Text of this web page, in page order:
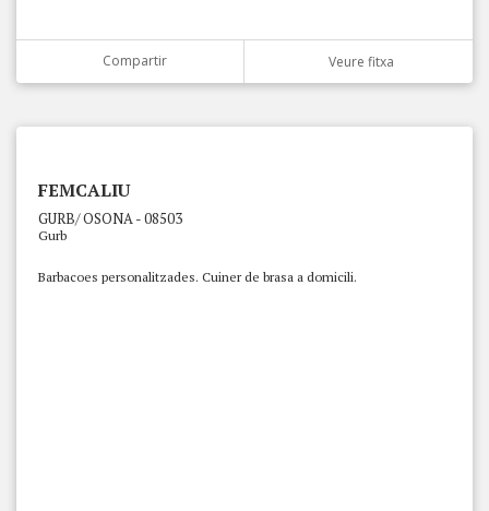
Compartir Veure fitxa
FEMCALIU
GURB/ OSONA - 08503
Gurb
Barbacoes personalitzades. Cuiner de brasa a domicili.